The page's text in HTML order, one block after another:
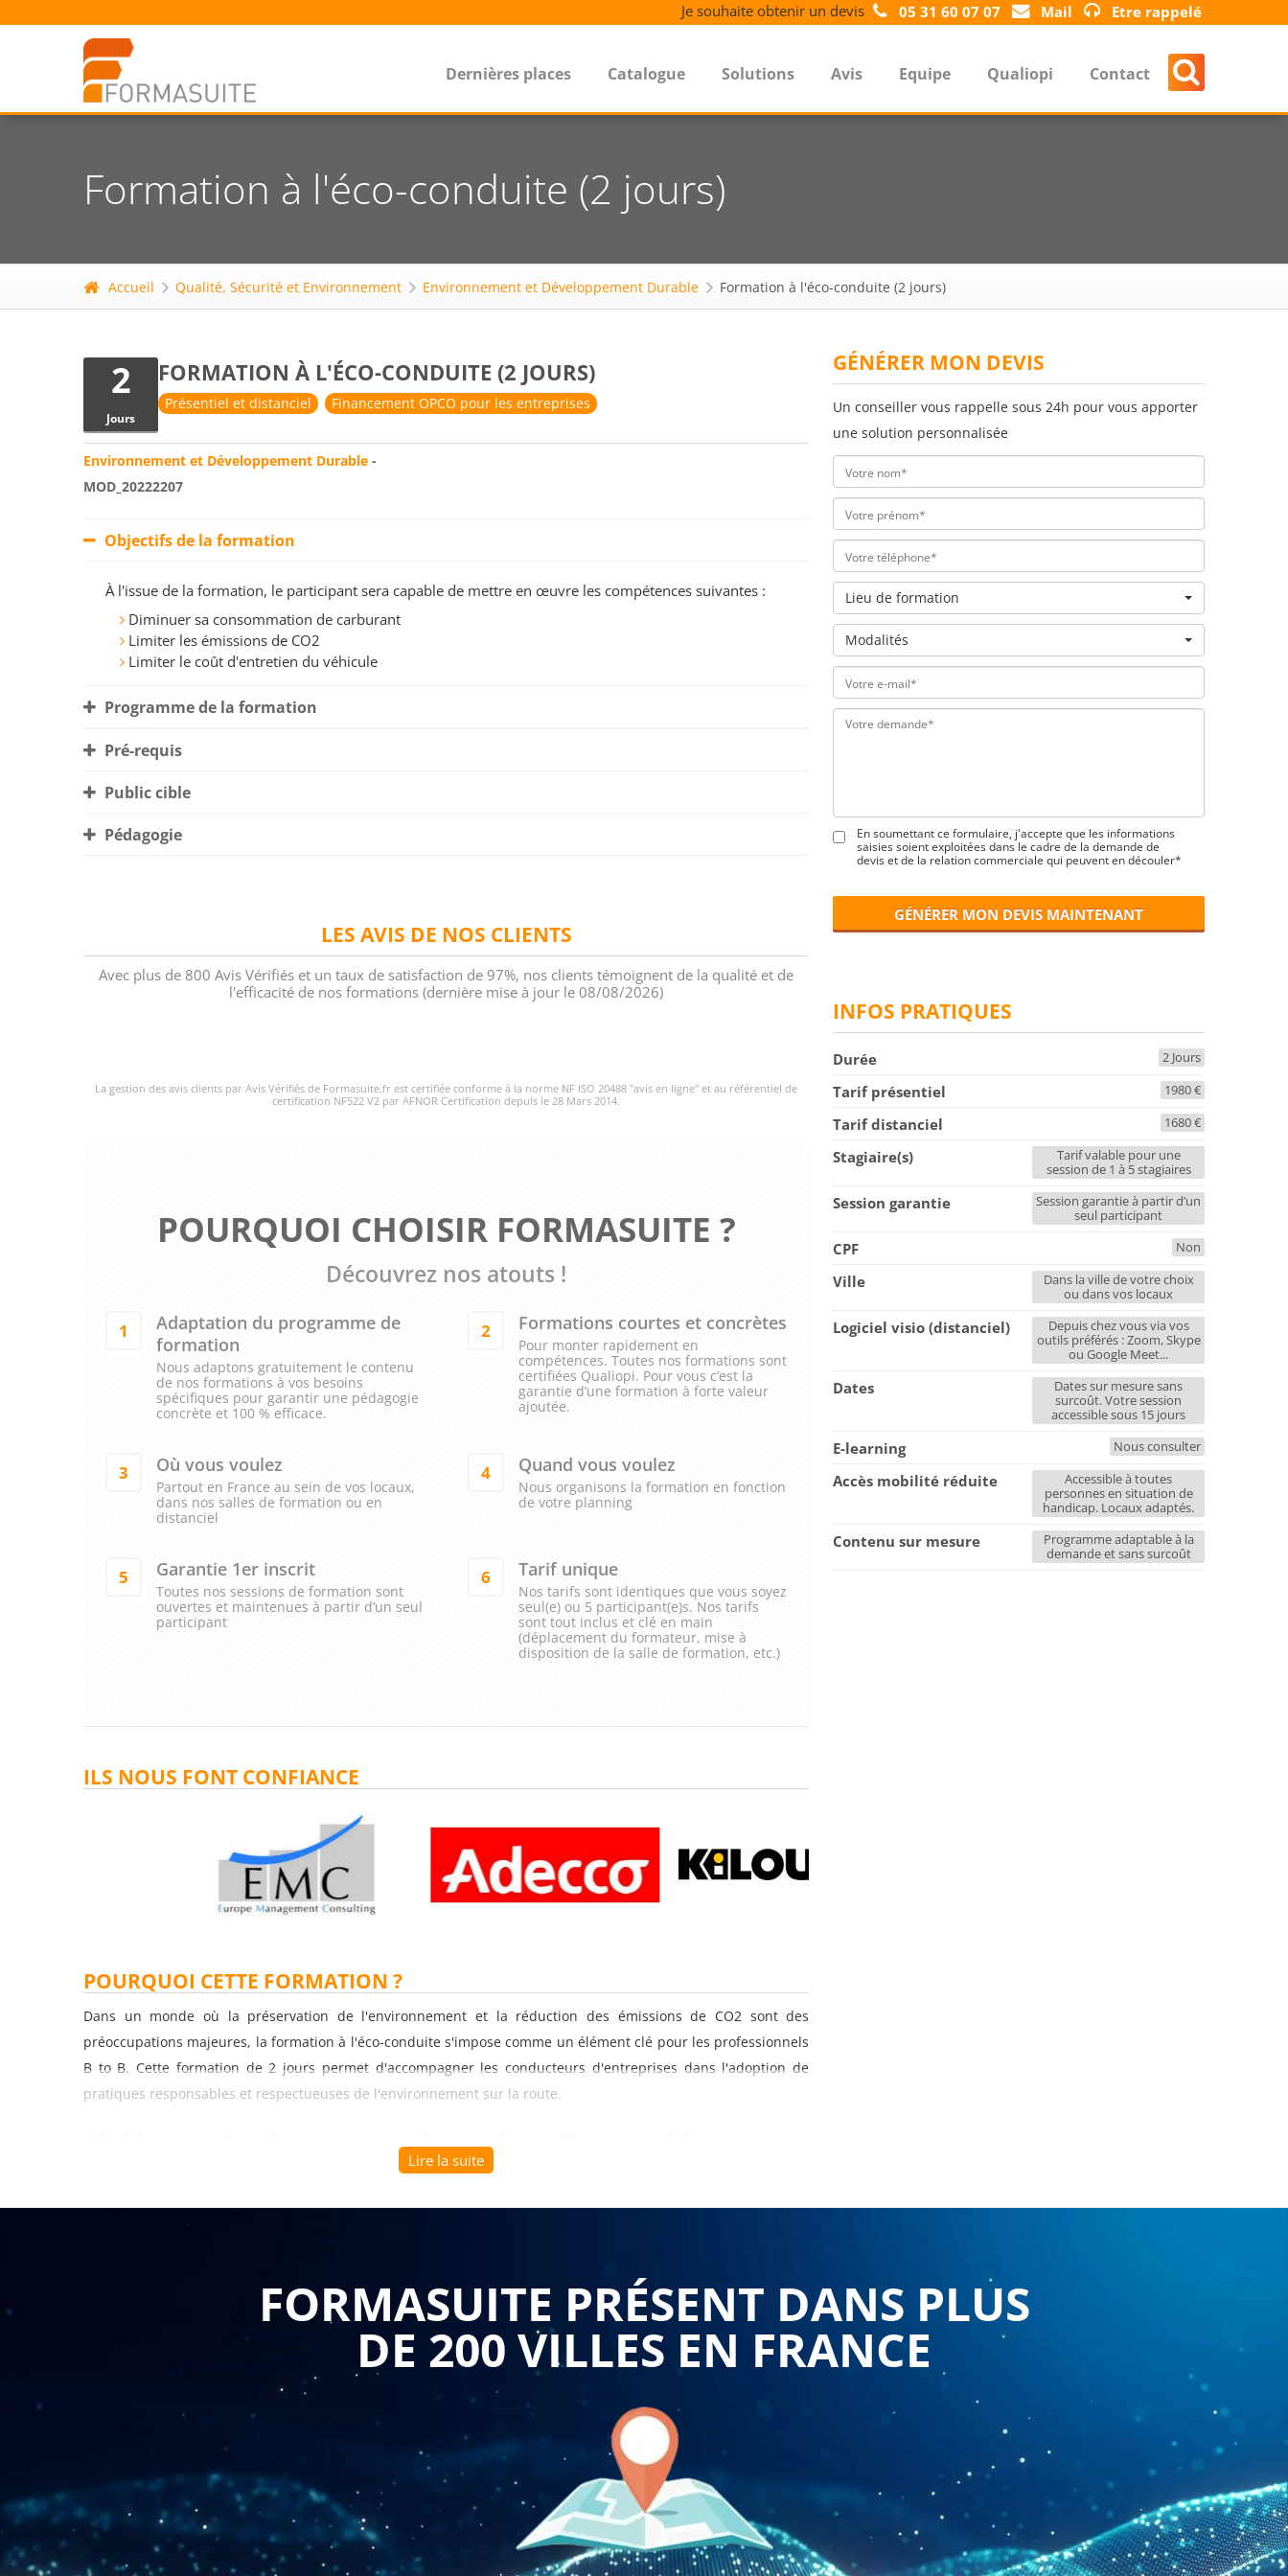
Je souhaite obtenir un devis 05 31 60 07 07 Mail Etre rappelé
Dernières places Catalogue Solutions Avis Equipe Qualiopi Contact
Formation à l'éco-conduite (2 jours)
Accueil Qualité, Sécurité et Environnement Environnement et Développement Durable Formation à l'éco-conduite (2 jours)
2
Jours
FORMATION À L'ÉCO-CONDUITE (2 JOURS)
Présentiel et distanciel Financement OPCO pour les entreprises
Environnement et Développement Durable -
MOD_20222207
Objectifs de la formation
À l'issue de la formation, le participant sera capable de mettre en œuvre les compétences suivantes :
Diminuer sa consommation de carburant
Limiter les émissions de CO2
Limiter le coût d'entretien du véhicule
Programme de la formation
Pré-requis
Public cible
Pédagogie
LES AVIS DE NOS CLIENTS
Avec plus de 800 Avis Vérifiés et un taux de satisfaction de 97%, nos clients témoignent de la qualité et de
l'efficacité de nos formations (dernière mise à jour le 08/08/2026)
La gestion des avis clients par Avis Vérifiés de Formasuite.fr est certifiée conforme à la norme NF ISO 20488 "avis en ligne" et au référentiel de
certification NF522 V2 par AFNOR Certification depuis le 28 Mars 2014.
POURQUOI CHOISIR FORMASUITE ?
Découvrez nos atouts !
1
Adaptation du programme de
formation
Nous adaptons gratuitement le contenu
de nos formations à vos besoins
spécifiques pour garantir une pédagogie
concrète et 100 % efficace.
2 Formations courtes et concrètes
Pour monter rapidement en
compétences. Toutes nos formations sont
certifiées Qualiopi. Pour vous c’est la
garantie d’une formation à forte valeur
ajoutée.
3 Où vous voulez
Partout en France au sein de vos locaux,
dans nos salles de formation ou en
distanciel
4 Quand vous voulez
Nous organisons la formation en fonction
de votre planning
5 Garantie 1er inscrit
Toutes nos sessions de formation sont
ouvertes et maintenues à partir d’un seul
participant
6 Tarif unique
Nos tarifs sont identiques que vous soyez
seul(e) ou 5 participant(e)s. Nos tarifs
sont tout inclus et clé en main
(déplacement du formateur, mise à
disposition de la salle de formation, etc.)
ILS NOUS FONT CONFIANCE
POURQUOI CETTE FORMATION ?
Dans un monde où la préservation de l'environnement et la réduction des émissions de CO2 sont des
préoccupations majeures, la formation à l'éco-conduite s'impose comme un élément clé pour les professionnels
B to B. Cette formation de 2 jours permet d'accompagner les conducteurs d'entreprises dans l'adoption de
pratiques responsables et respectueuses de l'environnement sur la route.
environnementaux et de leur fournir les connaissances et compétences nécessaires pour adopter une conduite
Une des principales raisons pour lesquelles les entreprises devraient investir dans cette formation est la
possibilité de réaliser des économies significatives sur leur budget carburant. En adoptant une conduite plus
souple, axée sur l'anticipation, la maîtrise de la vitesse et l'optimisation de la consommation de carburant, les
conducteurs pourront réduire leur consommation de carburant de manière significative. Cela se traduit par des
économies conséquentes pour l'entreprise, notamment pour les flottes de véhicules importants.
Outre les économies réalisées, la formation à l'éco-conduite contribue à la préservation de l'environnement en
réduisant les émissions de CO2. Les conducteurs formés seront en mesure d'adopter des pratiques
responsables sur la route, telles que la réduction des accélérations brusques, l'utilisation optimale du frein
moteur et la planification des itinéraires pour minimiser la distance parcourue. Ces gestes simples mais
efficaces permettent de réduire l'impact environnemental et de contribuer à la lutte contre le changement
climatique.
Lire la suite
GÉNÉRER MON DEVIS
Un conseiller vous rappelle sous 24h pour vous apporter
une solution personnalisée
Lieu de formation
Modalités
En soumettant ce formulaire, j'accepte que les informations
saisies soient exploitées dans le cadre de la demande de
devis et de la relation commerciale qui peuvent en découler*
GÉNÉRER MON DEVIS MAINTENANT
INFOS PRATIQUES
Durée 2 Jours
Tarif présentiel 1980 €
Tarif distanciel 1680 €
Stagiaire(s)
Tarif valable pour une
session de 1 à 5 stagiaires
Session garantie
Session garantie à partir d’un
seul participant
CPF Non
Ville
Dans la ville de votre choix
ou dans vos locaux
Logiciel visio (distanciel)
Depuis chez vous via vos
outils préférés : Zoom, Skype
ou Google Meet...
Dates
Dates sur mesure sans
surcoût. Votre session
accessible sous 15 jours
E-learning Nous consulter
Accès mobilité réduite
Accessible à toutes
personnes en situation de
handicap. Locaux adaptés.
Contenu sur mesure
Programme adaptable à la
demande et sans surcoût
FORMASUITE PRÉSENT DANS PLUS
DE 200 VILLES EN FRANCE